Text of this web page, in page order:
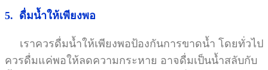
5. ดื่มน้ำให้เพียงพอ
เราควรดื่มน้ำให้เพียงพอป้องกันการขาดน้ำ โดยทั่วไป
ควรดื่มแค่พอให้ลดความกระหาย อาจดื่มเป็นน้ำสลับกับ